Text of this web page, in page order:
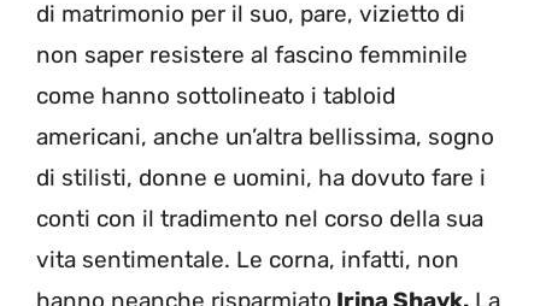
di matrimonio per il suo, pare, vizietto di
non saper resistere al fascino femminile
come hanno sottolineato i tabloid
americani, anche un’altra bellissima, sogno
di stilisti, donne e uomini, ha dovuto fare i
conti con il tradimento nel corso della sua
vita sentimentale. Le corna, infatti, non